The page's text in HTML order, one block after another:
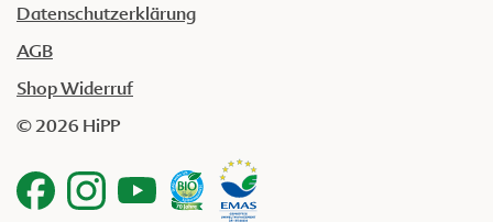
Datenschutzerklärung
AGB
Shop Widerruf
© 2026 HiPP